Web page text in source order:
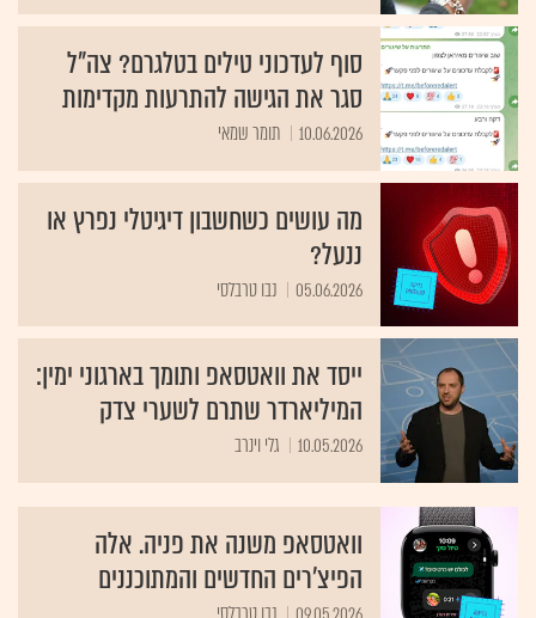
סוף לעדכוני טילים בטלגרם? צה"ל
סגר את הגישה להתרעות מקדימות
10.06.2026 תומר שמאי
מה עושים כשחשבון דיגיטלי נפרץ או
ננעל?
05.06.2026 נבו טרבלסי
ייסד את וואטסאפ ותומך בארגוני ימין:
המיליארדר שתרם לשערי צדק
10.05.2026 גלי וינרב
וואטסאפ משנה את פניה. אלה
הפיצ'רים החדשים והמתוכננים
09.05.2026 נבו טרבלסי